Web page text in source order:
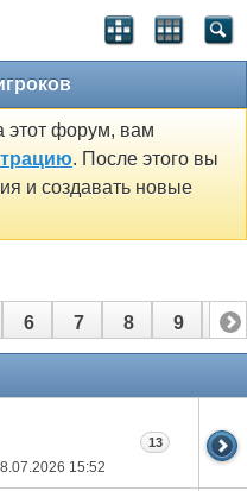
этот форум, вам
. После этого вы
и создавать новые
6 7 8 9 10
15:52
13